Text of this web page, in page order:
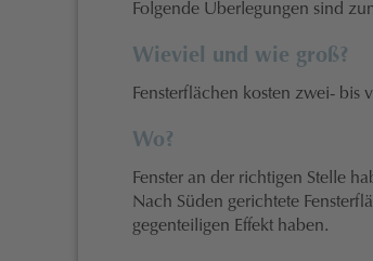
Folgende Überlegungen sind
Wieviel und wie groß?
Fensterflächen kosten zwei- bis
Wo?
Fenster an der richtigen Stelle
Nach Süden gerichtete
gegenteiligen Effekt haben.